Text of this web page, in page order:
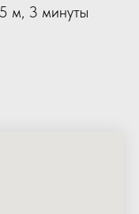
м, 3 минуты